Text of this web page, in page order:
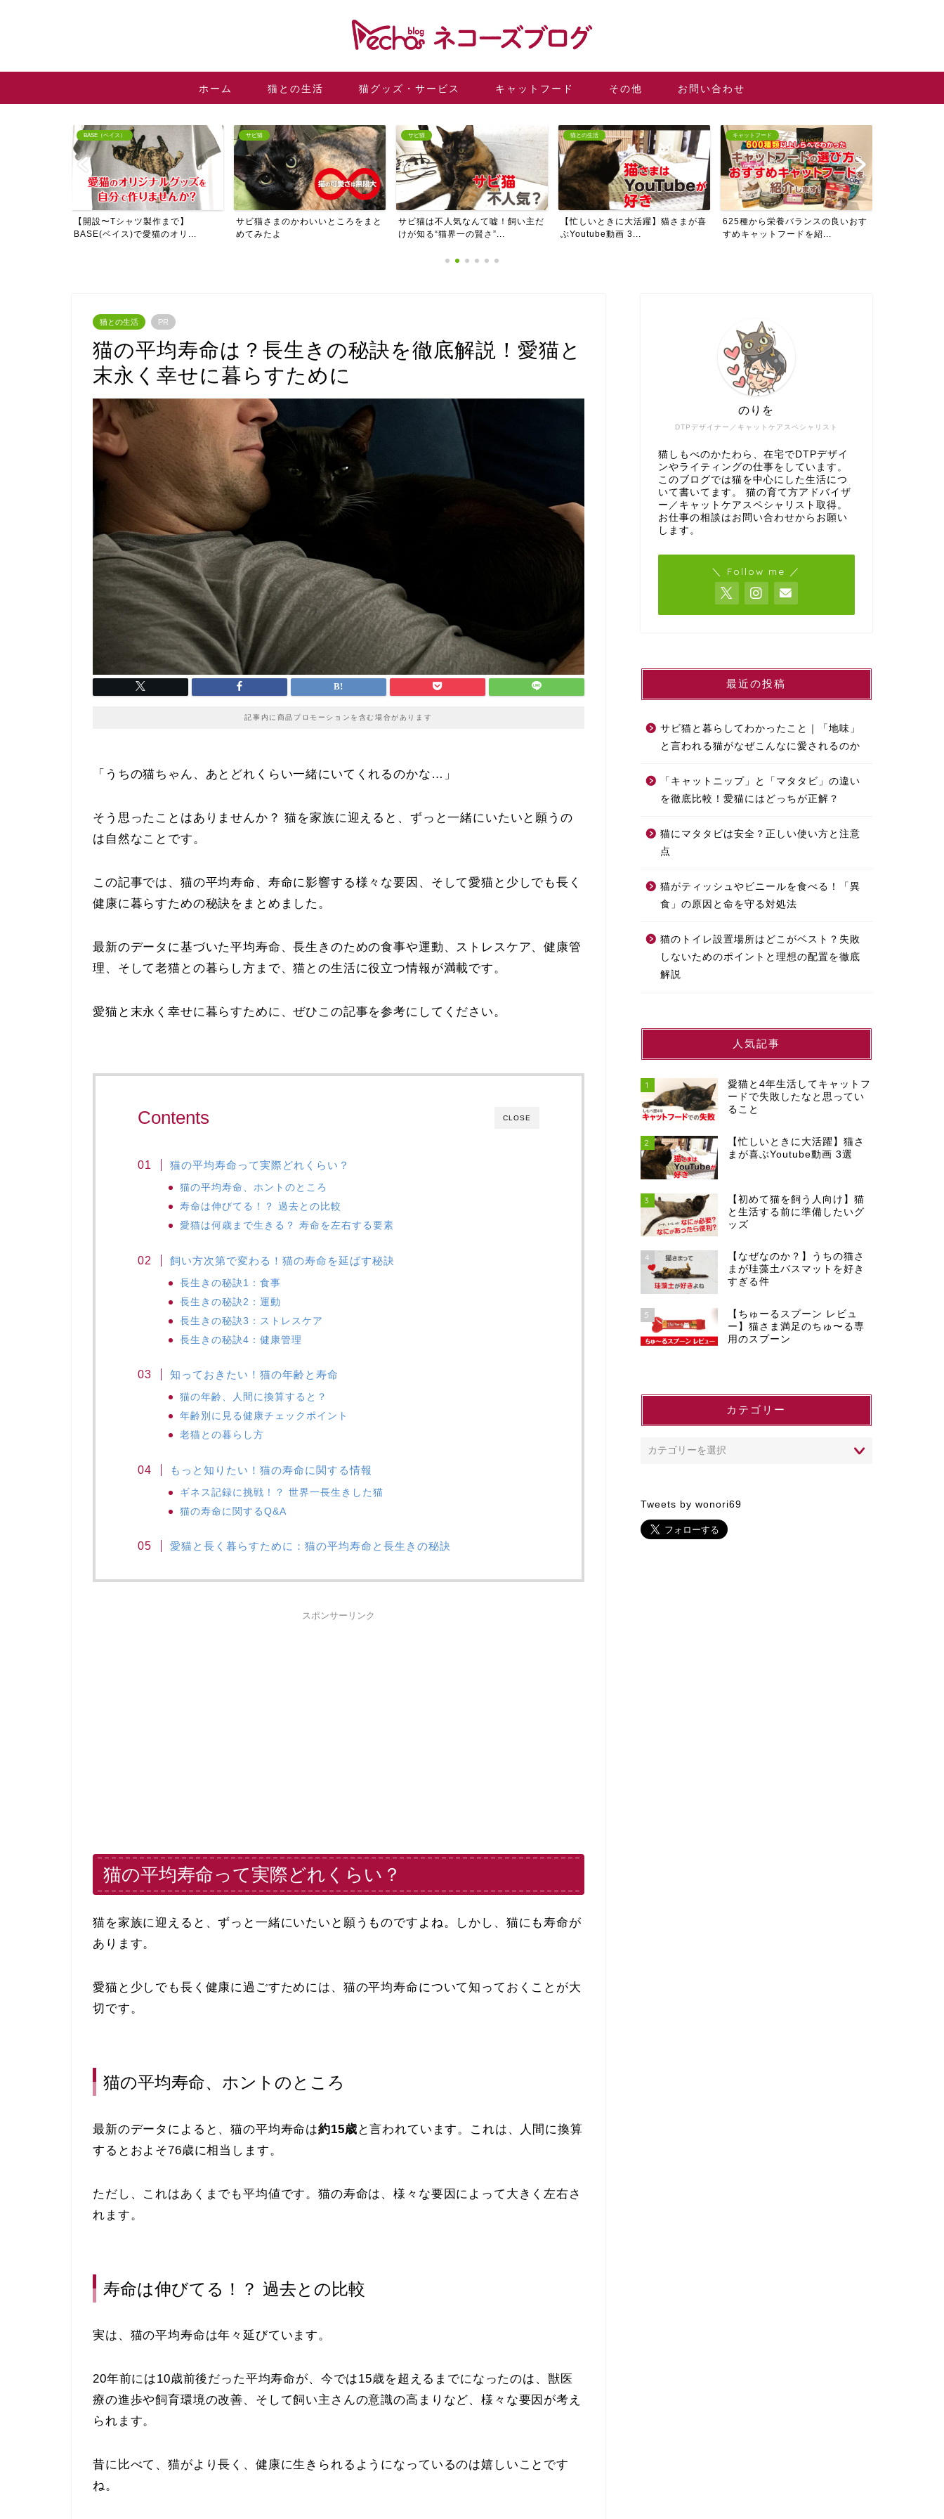
ホーム 猫との生活 猫グッズ・サービス キャットフード その他 お問い合わせ
シャツ製作まで】
イス)で愛猫のオリ...
サビ猫
サビ猫さまのかわいいところをまと
めてみたよ
サビ猫
サビ猫は不人気なんて嘘！飼い主だ
猫との生活
【忙しいときに大活躍】猫さまが喜
ぶYoutube動画 3...
キャットフード
625種から栄養バランスの良いおす
すめキャットフードを紹...
猫グッズ・サービス
【初めて猫を飼う人向け】猫と生活
する前に準備したいグッズ
猫との生活 PR
猫の平均寿命は？長生きの秘訣を徹底解説！愛猫と
末永く幸せに暮らすために
記事内に商品プロモーションを含む場合があります
「うちの猫ちゃん、あとどれくらい一緒にいてくれるのかな…」
そう思ったことはありませんか？ 猫を家族に迎えると、ずっと一緒にいたいと願うの
は自然なことです。
この記事では、猫の平均寿命、寿命に影響する様々な要因、そして愛猫と少しでも長く
健康に暮らすための秘訣をまとめました。
最新のデータに基づいた平均寿命、長生きのための食事や運動、ストレスケア、健康管
理、そして老猫との暮らし方まで、猫との生活に役立つ情報が満載です。
愛猫と末永く幸せに暮らすために、ぜひこの記事を参考にしてください。
CLOSE
Contents
猫の平均寿命って実際どれくらい？
猫の平均寿命、ホントのところ
寿命は伸びてる！？ 過去との比較
愛猫は何歳まで生きる？ 寿命を左右する要素
飼い方次第で変わる！猫の寿命を延ばす秘訣
長生きの秘訣1：食事
長生きの秘訣2：運動
長生きの秘訣3：ストレスケア
長生きの秘訣4：健康管理
知っておきたい！猫の年齢と寿命
猫の年齢、人間に換算すると？
年齢別に見る健康チェックポイント
老猫との暮らし方
もっと知りたい！猫の寿命に関する情報
ギネス記録に挑戦！？ 世界一長生きした猫
猫の寿命に関するQ&A
愛猫と長く暮らすために：猫の平均寿命と長生きの秘訣
スポンサーリンク
猫の平均寿命って実際どれくらい？
猫を家族に迎えると、ずっと一緒にいたいと願うものですよね。しかし、猫にも寿命が
あります。
愛猫と少しでも長く健康に過ごすためには、猫の平均寿命について知っておくことが大
切です。
猫の平均寿命、ホントのところ
最新のデータによると、猫の平均寿命は約15歳 と言われています。これは、人間に換算
するとおよそ76歳に相当します。
ただし、これはあくまでも平均値です。猫の寿命は、様々な要因によって大きく左右さ
れます。
寿命は伸びてる！？ 過去との比較
実は、猫の平均寿命は年々延びています。
20年前には10歳前後だった平均寿命が、今では15歳を超えるまでになったのは、獣医
療の進歩や飼育環境の改善、そして飼い主さんの意識の高まりなど、様々な要因が考え
られます。
昔に比べて、猫がより長く、健康に生きられるようになっているのは嬉しいことです
ね。
DTPデザイナー／キャットケアスペシャリスト
のりを
猫しもべのかたわら、在宅でDTPデザイ
ンやライティングの仕事をしています。
このブログでは猫を中心にした生活につ
いて書いてます。 猫の育て方アドバイザ
ー／キャットケアスペシャリスト取得。
お仕事の相談はお問い合わせからお願い
します。
＼ Follow me ／
最近の投稿
サビ猫と暮らしてわかったこと｜「地味」
と言われる猫がなぜこんなに愛されるのか
「キャットニップ」と「マタタビ」の違い
を徹底比較！愛猫にはどっちが正解？
猫にマタタビは安全？正しい使い方と注意
点
猫がティッシュやビニールを食べる！「異
食」の原因と命を守る対処法
猫のトイレ設置場所はどこがベスト？失敗
しないためのポイントと理想の配置を徹底
解説
人気記事
1
愛猫と4年生活してキャットフ
ードで失敗したなと思ってい
ること
2
【忙しいときに大活躍】猫さ
まが喜ぶYoutube動画 3選
3
【初めて猫を飼う人向け】猫
と生活する前に準備したいグ
ッズ
4
【なぜなのか？】うちの猫さ
まが珪藻土バスマットを好き
すぎる件
5
【ちゅーるスプーン レビュ
ー】猫さま満足のちゅ〜る専
用のスプーン
カテゴリー
Tweets by wonori69